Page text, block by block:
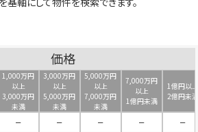
価格
1,000万円
以上
3,000万円
未満
3,000万円
以上
5,000万円
未満
5,000万円
以上
7,000万円
未満
7,000万円
以上
1億円未満
1億円以上
2億円未満
－ － － －
－